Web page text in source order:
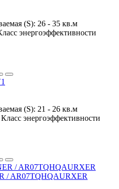
(S): 26 - 35 кв.м
энергоэффективности
(S): 21 - 26 кв.м
Класс энергоэффективности
/ AR07TQHQAURXER